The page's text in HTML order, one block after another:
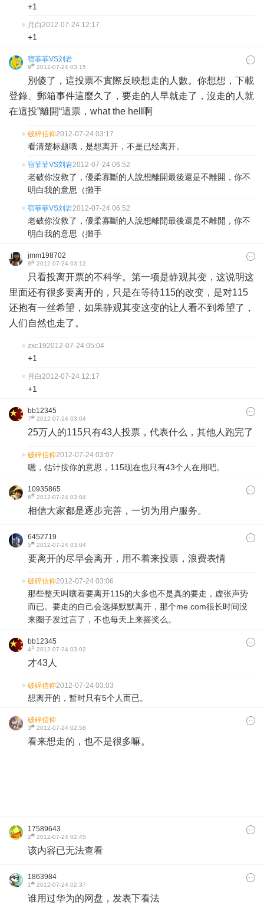
+1
月白2012-07-24 12:17
+1
宿菲菲VS刘岩
9# 2012-07-24 03:15
別傻了，這投票不實際反映想走的人數。你想想，下載
登錄、郵箱事件這麼久了，要走的人早就走了，沒走的人就
在這投”離開“這票，what the hell啊
破碎信仰2012-07-24 03:17
看清楚标题哦，是想离开，不是已经离开。
宿菲菲VS刘岩2012-07-24 06:52
老破你沒救了，優柔寡斷的人說想離開最後還是不離開，你不
明白我的意思（攤手
宿菲菲VS刘岩2012-07-24 06:52
老破你沒救了，優柔寡斷的人說想離開最後還是不離開，你不
明白我的意思（攤手
jmm198702
8# 2012-07-24 03:12
只看投离开票的不科学。第一项是静观其变，这说明这
里面还有很多要离开的，只是在等待115的改变，是对115
还抱有一丝希望，如果静观其变这变的让人看不到希望了，
人们自然也走了。
zxc192012-07-24 05:04
+1
月白2012-07-24 12:17
+1
bb12345
7# 2012-07-24 03:04
25万人的115只有43人投票，代表什么，其他人跑完了
破碎信仰2012-07-24 03:07
嗯，估计按你的意思，115现在也只有43个人在用吧。
10935865
6# 2012-07-24 03:04
相信大家都是逐步完善，一切为用户服务。
6452719
5# 2012-07-24 03:04
要离开的尽早会离开，用不着来投票，浪费表情
破碎信仰2012-07-24 03:06
那些整天叫嚷着要离开115的大多也不是真的要走，虚张声势
而已。要走的自己会选择默默离开，那个me.com很长时间没
来圈子发过言了，不也每天上来摇奖么。
bb12345
4# 2012-07-24 03:02
才43人
破碎信仰2012-07-24 03:03
想离开的，暂时只有5个人而已。
破碎信仰
3# 2012-07-24 02:58
看来想走的，也不是很多嘛。
17589643
2# 2012-07-24 02:45
该内容已无法查看
1863984
1# 2012-07-24 02:37
谁用过华为的网盘，发表下看法